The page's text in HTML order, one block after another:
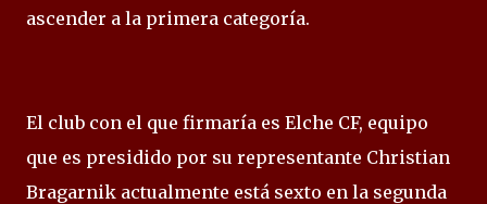
ascender a la primera categoría.
El club con el que firmaría es Elche CF, equipo
que es presidido por su representante Christian
Bragarnik actualmente está sexto en la segunda